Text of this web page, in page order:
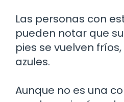
Las personas con
pueden notar que
pies se vuelven
azules.
Aunque no es una